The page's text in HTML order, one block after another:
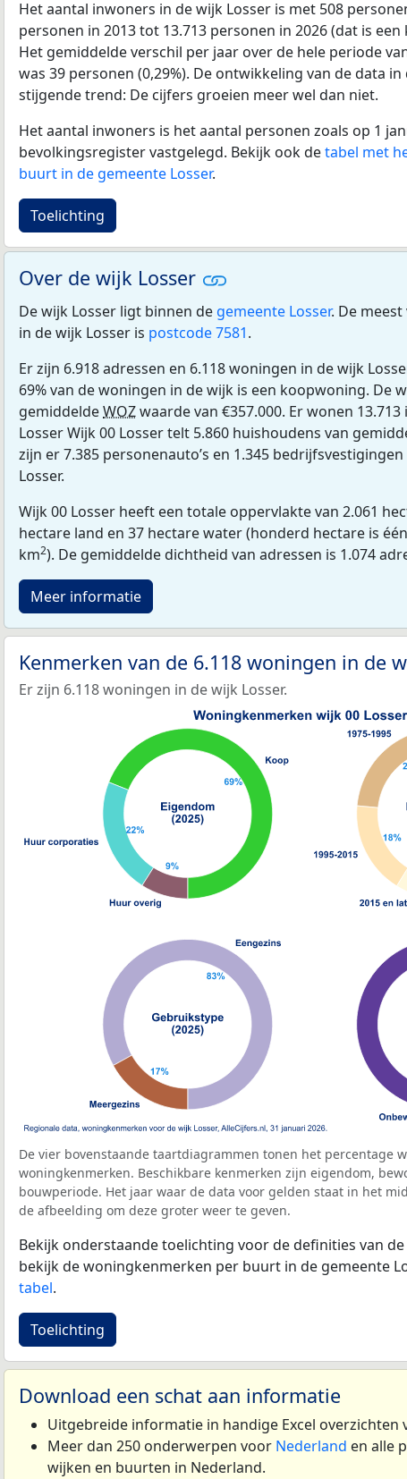
Het aantal inwoners in de wijk Losser is met 508
personen in 2013 tot 13.713 personen in 2026 (dat is een
Het gemiddelde verschil per jaar over de hele periode
was 39 personen (0,29%). De ontwikkeling van de data
stijgende trend: De cijfers groeien meer wel dan niet.
Het aantal inwoners is het aantal personen zoals op 1
bevolkingsregister vastgelegd. Bekijk ook detabel met
buurt in de gemeente Losser.
Toelichting
Over de wijk Losser
De wijk Losser ligt binnen de gemeente Losser. De
in de wijk Losser is postcode 7581.
Er zijn 6.918 adressen en 6.118 woningen in de wijk
69% van de woningen in de wijk is een koopwoning. De
gemiddeldeWOZwaarde van €357.000. Er wonen
Losser Wijk 00 Losser telt 5.860 huishoudens van
zijn er 7.385 personenauto’s en 1.345
Losser.
Wijk 00 Losser heeft een totale oppervlakte van 2.061
hectare land en 37 hectare water (honderd hectare is
km2). De gemiddelde dichtheid van adressen is 1.074
Meer informatie
Kenmerken van de 6.118 woningen in de
Er zijn 6.118 woningen in de wijk Losser.
De vier bovenstaande taartdiagrammen tonen het percentage
woningkenmerken. Beschikbare kenmerken zijn eigendom,
bouwperiode. Het jaar waar de data voor gelden staat in het
de afbeelding om deze groter weer te geven.
Bekijk onderstaande toelichting voor de definities van
bekijk de woningkenmerken per buurt in de gemeente
tabel.
Toelichting
Download een schat aan informatie
Uitgebreide informatie in handige Excel overzichten
Meer dan 250 onderwerpen voor Nederland en alle
wijken en buurten in Nederland.